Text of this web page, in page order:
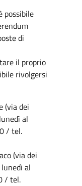
possibile
di
il proprio
rivolgersi
(via dei
al
/ tel.
(via dei
al
/ tel.